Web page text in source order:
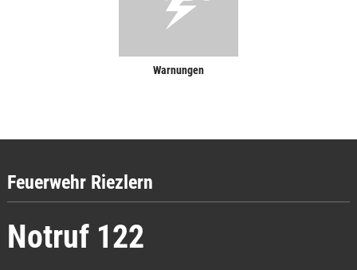
Warnungen
Feuerwehr Riezlern
Notruf 122